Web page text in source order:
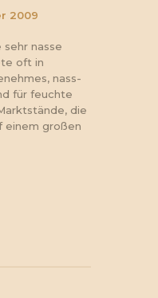
2009
sehr nasse
oft in
nass-
für feuchte
die
einem großen